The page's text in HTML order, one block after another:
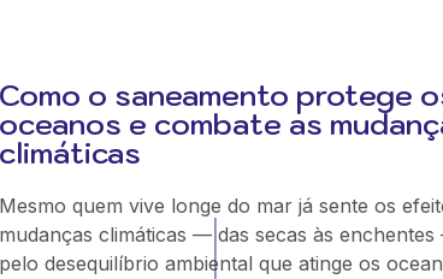
Como o saneamento protege
oceanos e combate as
climáticas
Mesmo quem vive longe do mar já sente os
mudanças climáticas — das secas às
pelo desequilíbrio ambiental que atinge os